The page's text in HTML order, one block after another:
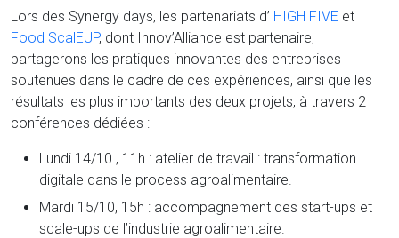
Lors des Synergy days, les partenariats d’ HIGH FIVE et
Food ScalEUP, dont Innov’Alliance est partenaire,
partagerons les pratiques innovantes des entreprises
soutenues dans le cadre de ces expériences, ainsi que les
résultats les plus importants des deux projets, à travers 2
conférences dédiées :
Lundi 14/10 , 11h : atelier de travail : transformation
digitale dans le process agroalimentaire.
Mardi 15/10, 15h : accompagnement des start-ups et
scale-ups de l’industrie agroalimentaire.